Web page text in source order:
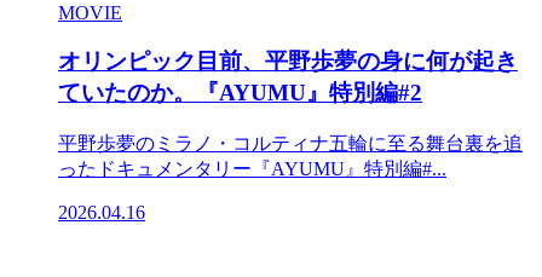
MOVIE
オリンピック目前、平野歩夢の身に何が起き
ていたのか。『AYUMU』特別編#2
平野歩夢のミラノ・コルティナ五輪に至る舞台裏を追
ったドキュメンタリー『AYUMU』特別編#...
2026.04.16